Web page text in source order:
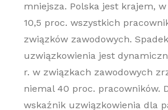
mniejsza. Polska jest krajem,
10,5 proc. wszystkich
związków zawodowych. Spadek
uzwiązkowienia jest
r. w związkach zawodowych
niemal 40 proc. pracowników.
wskaźnik uzwiązkowienia dla